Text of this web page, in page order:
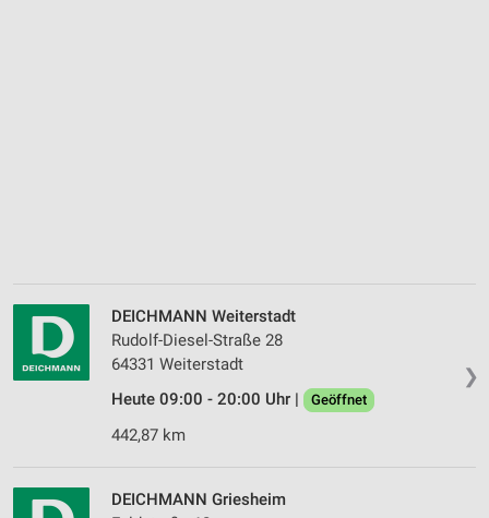
❯
DEICHMANN Weiterstadt
Rudolf-Diesel-Straße 28
64331 Weiterstadt
Heute 09:00 - 20:00 Uhr |
Geöffnet
442,87 km
DEICHMANN Griesheim